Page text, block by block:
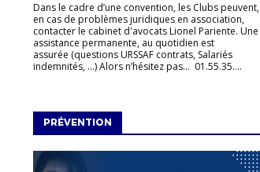
Dans le cadre d’une convention, les Clubs peuvent,
en cas de problèmes juridiques en association,
contacter le cabinet d'avocats Lionel Pariente. Une
assistance permanente, au quotidien est
assurée (questions URSSAF contrats, Salariés
indemnités, ...) Alors n’hésitez pas... 01.55.35....
PRÉVENTION